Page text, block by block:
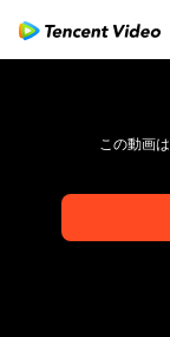
エラーコード:
この動画